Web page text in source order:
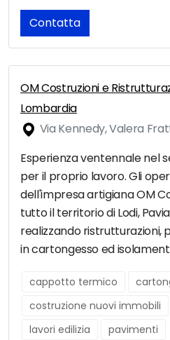
Contatta
OM Costruzioni e
Lombardia
Via Kennedy, Valera
Esperienza ventennale nel
per il proprio lavoro. Gli
dell'impresa artigiana OM
tutto il territorio di Lodi,
realizzando ristrutturazioni,
in cartongesso ed
cappotto termico
costruzione nuovi immobili
lavori edilizia
pavimenti